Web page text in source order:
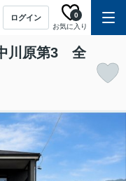
ログイン
お気に入り
0
川原第3 全